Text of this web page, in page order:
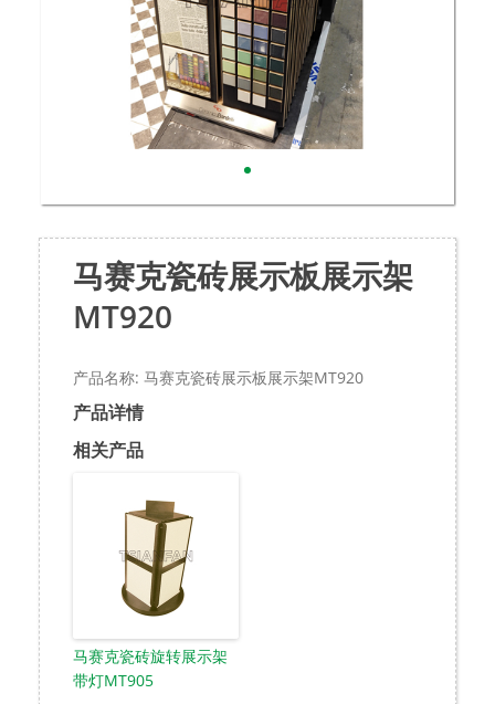
马赛克瓷砖展示板展示架
MT920
产品名称: 马赛克瓷砖展示板展示架MT920
产品详情
相关产品
马赛克瓷砖旋转展示架
带灯MT905